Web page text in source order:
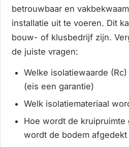
betrouwbaar en
installatie uit te voeren. Dit
bouw- of klusbedrijf zijn.
de juiste vragen:
Welke isolatiewaarde
(eis een garantie)
Welk isolatiemateriaal
Hoe wordt de
wordt de bodem afgedekt